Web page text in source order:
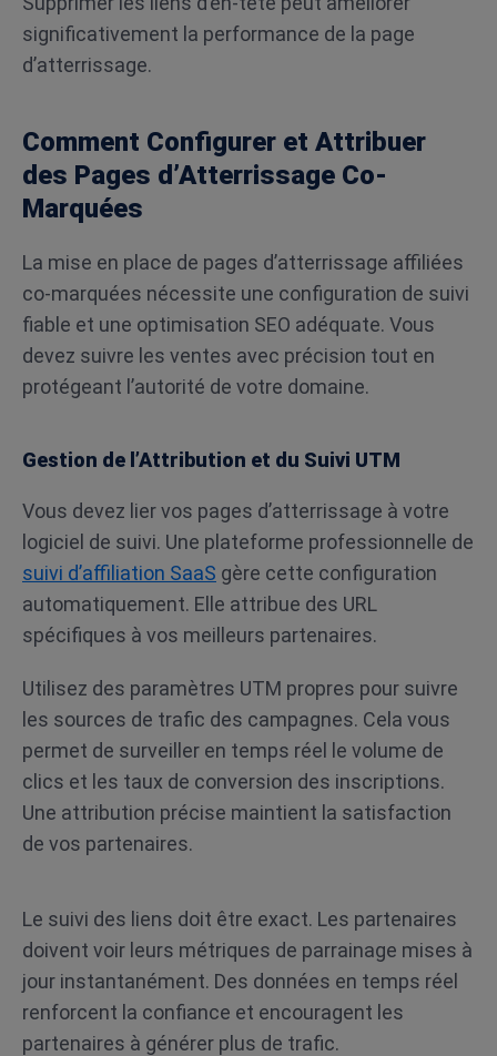
significativement la performance de la page
d’atterrissage.
Comment Configurer et Attribuer
des Pages d’Atterrissage Co-
Marquées
La mise en place de pages d’atterrissage affiliées
co-marquées nécessite une configuration de suivi
fiable et une optimisation SEO adéquate. Vous
devez suivre les ventes avec précision tout en
protégeant l’autorité de votre domaine.
Gestion de l’Attribution et du Suivi UTM
Vous devez lier vos pages d’atterrissage à votre
logiciel de suivi. Une plateforme professionnelle de
suivi d’affiliation SaaS gère cette configuration
automatiquement. Elle attribue des URL
spécifiques à vos meilleurs partenaires.
Utilisez des paramètres UTM propres pour suivre
les sources de trafic des campagnes. Cela vous
permet de surveiller en temps réel le volume de
clics et les taux de conversion des inscriptions.
Une attribution précise maintient la satisfaction
de vos partenaires.
Le suivi des liens doit être exact. Les partenaires
doivent voir leurs métriques de parrainage mises à
jour instantanément. Des données en temps réel
renforcent la confiance et encouragent les
partenaires à générer plus de trafic.